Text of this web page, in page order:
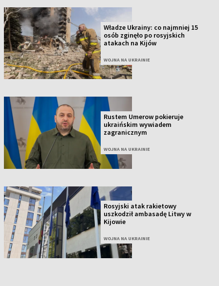
Władze Ukrainy: co najmniej 15
osób zginęło po rosyjskich
atakach na Kijów
WOJNA NA UKRAINIE
Rustem Umerow pokieruje
ukraińskim wywiadem
zagranicznym
WOJNA NA UKRAINIE
Rosyjski atak rakietowy
uszkodził ambasadę Litwy w
Kijowie
WOJNA NA UKRAINIE